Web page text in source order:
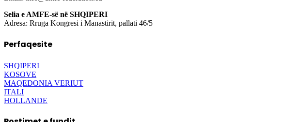
Selia e AMFE-së në SHQIPERI
Adresa: Rruga Kongresi i Manastirit, pallati 46/5
Perfaqesite
SHQIPERI
KOSOVE
MAQEDONIA VERIUT
ITALI
HOLLANDE